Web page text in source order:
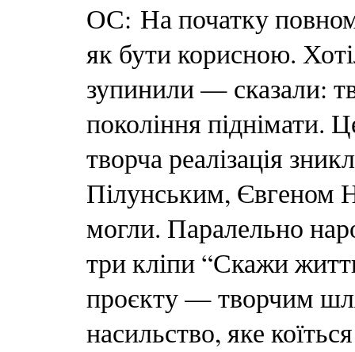
ОС: На початку
як бути корисною.
зупинили — сказали:
покоління піднімати.
творча реалізація
Пілунським, Євгеном
могли. Паралельно
три кліпи “Скажи
проєкту — творчим
насильство, яке